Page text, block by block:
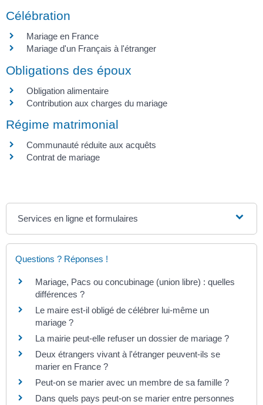
Célébration
Mariage en France
Mariage d'un Français à l'étranger
Obligations des époux
Obligation alimentaire
Contribution aux charges du mariage
Régime matrimonial
Communauté réduite aux acquêts
Contrat de mariage
Services en ligne et formulaires
Questions ? Réponses !
Mariage, Pacs ou concubinage (union libre) : quelles
différences ?
Le maire est-il obligé de célébrer lui-même un
mariage ?
La mairie peut-elle refuser un dossier de mariage ?
Deux étrangers vivant à l'étranger peuvent-ils se
marier en France ?
Peut-on se marier avec un membre de sa famille ?
Dans quels pays peut-on se marier entre personnes